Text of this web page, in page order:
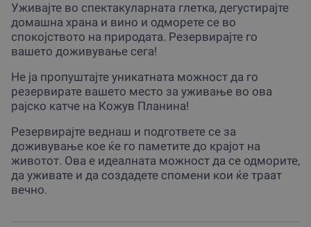
Уживајте во спектакуларната глетка, дегустирајте
домашна храна и вино и одморете се во
спокојството на природата. Резервирајте го
вашето доживување сега!
Не ја пропуштајте уникатната можност да го
резервирате вашето место за уживање во ова
рајско катче на Кожув Планина!
Резервирајте веднаш и подгответе се за
доживување кое ќе го паметите до крајот на
животот. Ова е идеалната можност да се одморите,
да уживате и да создадете спомени кои ќе траат
вечно.